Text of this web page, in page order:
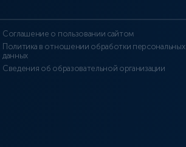
Соглашение о пользовании сайтом
Политика в отношении обработки персональных
данных
Сведения об образовательной организации